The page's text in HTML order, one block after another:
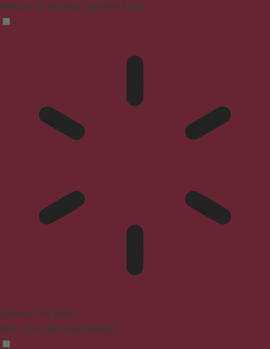
Reduces distractions, improves focus
Epilepsy Safe Mode
Dims colors and stops blinking